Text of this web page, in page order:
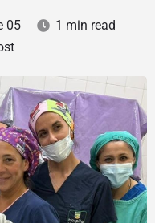
05
1 min read